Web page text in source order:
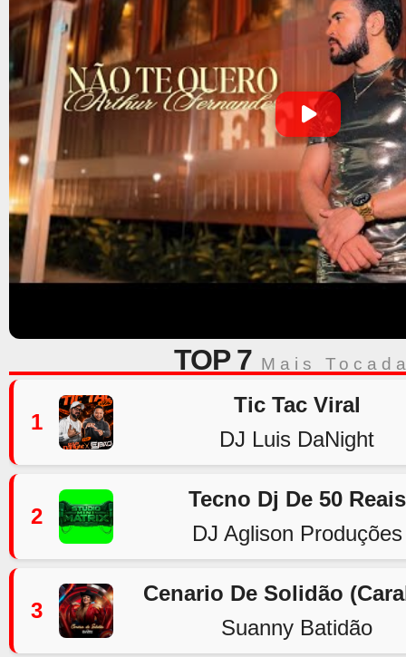
TOP 7 Mais
1
Tic Tac Viral
DJ Luis DaNight
2
Tecno Dj De 50 Reais
DJ Aglison Produções
3
Cenario De Solidão
Suanny Batidão